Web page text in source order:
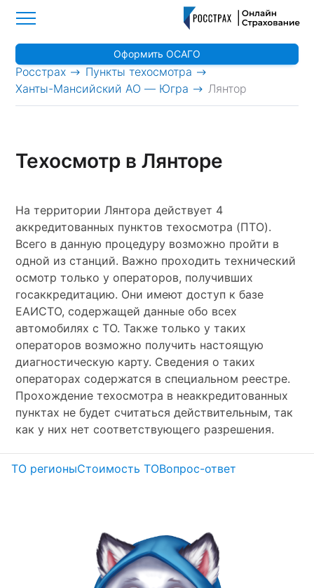
Росстрах > Пункты техосмотра
>
Ханты-Мансийский АО — Югра
> Лянтор
Оформить ОСАГО
Техосмотр в Лянторе
На территории Лянтора действует 4
аккредитованных пунктов техосмотра (ПТО).
Всего в данную процедуру возможно пройти в
одной из станций. Важно проходить технический
осмотр только у операторов, получивших
госаккредитацию. Они имеют доступ к базе
ЕАИСТО, содержащей данные обо всех
автомобилях с ТО. Также только у таких
операторов возможно получить настоящую
диагностическую карту. Сведения о таких
операторах содержатся в специальном реестре.
Прохождение техосмотра в неаккредитованных
пунктах не будет считаться действительным, так
как у них нет соответствующего разрешения.
ТО регионыСтоимость ТОВопрос-ответ